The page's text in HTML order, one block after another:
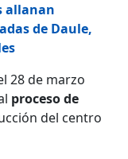
allanan
de Daule,
28 de marzo
proceso de
del centro